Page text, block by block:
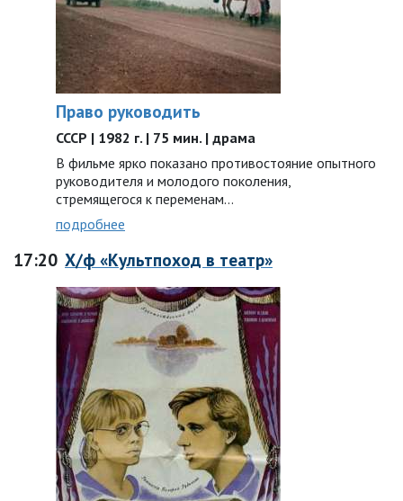
Право руководить
СССР | 1982 г. | 75 мин. | драма
В фильме ярко показано противостояние опытного
руководителя и молодого поколения,
стремящегося к переменам…
подробнее
17:20 Х/ф «Культпоход в театр»